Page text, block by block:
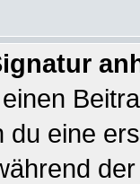
du eine